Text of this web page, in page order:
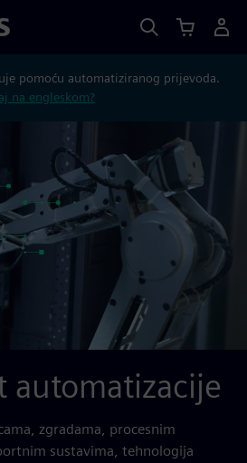
pomoću automatiziranog prijevoda.
na engleskom?
automatizacije
zgradama, procesnim
sustavima, tehnologija